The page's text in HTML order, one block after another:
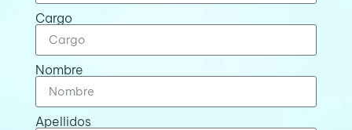
Cargo
Nombre
Apellidos